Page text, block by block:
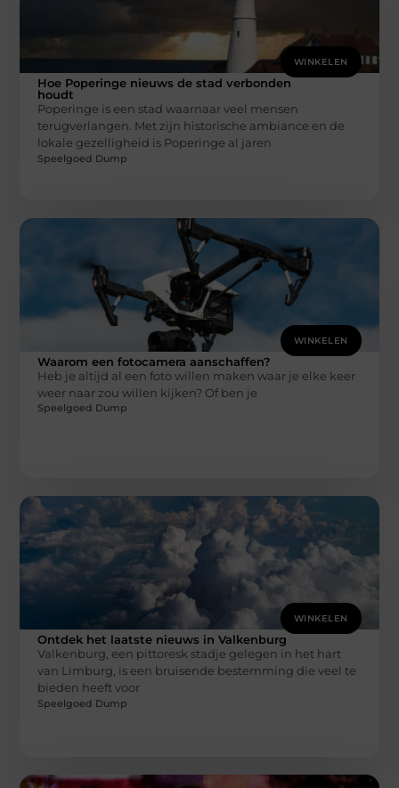
WINKELEN
Hoe Poperinge nieuws de stad verbonden
houdt
Poperinge is een stad waarnaar veel mensen
terugverlangen. Met zijn historische ambiance en de
lokale gezelligheid is Poperinge al jaren
Speelgoed Dump
WINKELEN
Waarom een fotocamera aanschaffen?
Heb je altijd al een foto willen maken waar je elke keer
weer naar zou willen kijken? Of ben je
Speelgoed Dump
WINKELEN
Ontdek het laatste nieuws in Valkenburg
Valkenburg, een pittoresk stadje gelegen in het hart
van Limburg, is een bruisende bestemming die veel te
bieden heeft voor
Speelgoed Dump